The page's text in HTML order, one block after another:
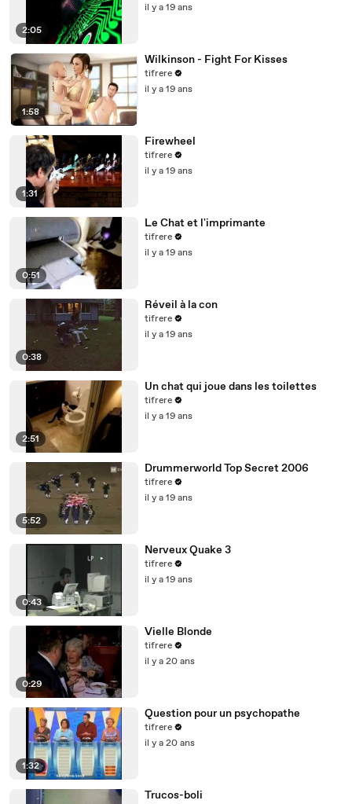
2:05
il y a 19 ans
1:58
Wilkinson - Fight For Kisses
tifrere
il y a 19 ans
1:31
Firewheel
tifrere
il y a 19 ans
0:51
Le Chat et l'imprimante
tifrere
il y a 19 ans
0:38
Réveil à la con
tifrere
il y a 19 ans
2:51
Un chat qui joue dans les toilettes
tifrere
il y a 19 ans
5:52
Drummerworld Top Secret 2006
tifrere
il y a 19 ans
0:43
Nerveux Quake 3
tifrere
il y a 19 ans
0:29
Vielle Blonde
tifrere
il y a 20 ans
1:32
Question pour un psychopathe
tifrere
il y a 20 ans
Trucos-boli